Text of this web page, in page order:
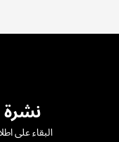
نشرة
البقاء على